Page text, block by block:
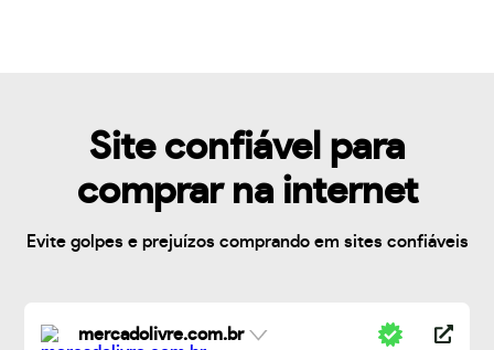
Site confiável para
comprar na internet
Evite golpes e prejuízos comprando em sites confiáveis
mercadolivre.com.br